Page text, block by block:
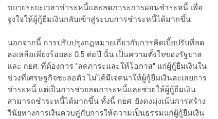
ขยายระยะเวลาชำระหนี้และลดภาระการผ่อนชำระหนี้ เพื่อ
จูงใจให้ผู้กู้ยืมเงินกลับเข้าสู่ระบบการชำระหนี้ได้มากขึ้น
นอกจากนี้ การปรับปรุงกฎหมายเกี่ยวกับการคิดเบี้ยปรับที่ลด
ลงเหลือเพียงร้อยละ 0.5 ต่อปี นั้น เป็นความตั้งใจของรัฐบาล
และ กยศ. ที่ต้องการ "ลดภาระและให้โอกาส" แก่ผู้กู้ยืมเงินใน
ช่วงที่เศรษฐกิจชะลอตัว ไม่ได้มีเจตนาให้ผู้กู้ยืมเงินละเลยการ
ชำระหนี้ แต่เป็นการช่วยลดภาระหนี้และช่วยให้ผู้กู้ยืมเงิน
สามารถชำระหนี้ได้มากขึ้น ทั้งนี้ กยศ. ยังคงมุ่งเน้นการสร้าง
วินัยทางการเงินควบคู่กับการให้ความเป็นธรรมแก่ผู้กู้ยืมเงิน